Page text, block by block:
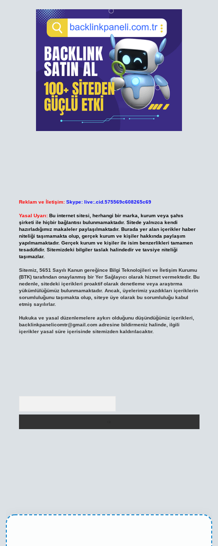
Reklam ve İletişim: Skype: live:.cid.575569c608265c69
Yasal Uyarı: Bu internet sitesi, herhangi bir marka, kurum veya şahıs
şirketi ile hiçbir bağlantısı bulunmamaktadır. Sitede yalnızca kendi
hazırladığımız makaleler paylaşılmaktadır. Burada yer alan içerikler haber
niteliği taşımamakta olup, gerçek kurum ve kişiler hakkında paylaşım
yapılmamaktadır. Gerçek kurum ve kişiler ile isim benzerlikleri tamamen
tesadüfidir. Sitemizdeki bilgiler taslak halindedir ve tavsiye niteliği
taşımazlar.
Sitemiz, 5651 Sayılı Kanun gereğince Bilgi Teknolojileri ve İletişim Kurumu
(BTK) tarafından onaylanmış bir Yer Sağlayıcı olarak hizmet vermektedir. Bu
nedenle, sitedeki içerikleri proaktif olarak denetleme veya araştırma
yükümlülüğümüz bulunmamaktadır. Ancak, üyelerimiz yazdıkları içeriklerin
sorumluluğunu taşımakta olup, siteye üye olarak bu sorumluluğu kabul
etmiş sayılırlar.
Hukuka ve yasal düzenlemelere aykırı olduğunu düşündüğünüz içerikleri,
backlinkpanelicomtr@gmail.comadresine bildirmeniz halinde, ilgili
içerikler yasal süre içerisinde sitemizden kaldırılacaktır.